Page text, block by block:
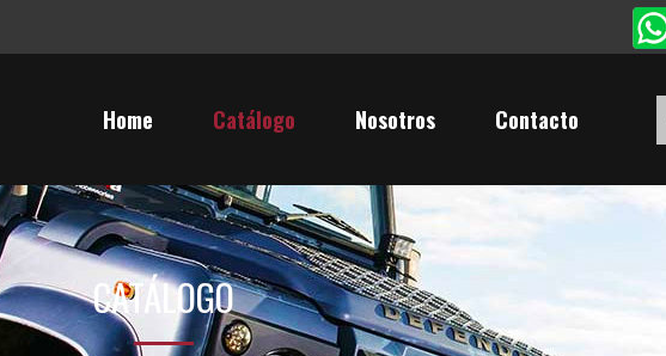
Home Catálogo Nosotros Contacto
CATÁLOGO